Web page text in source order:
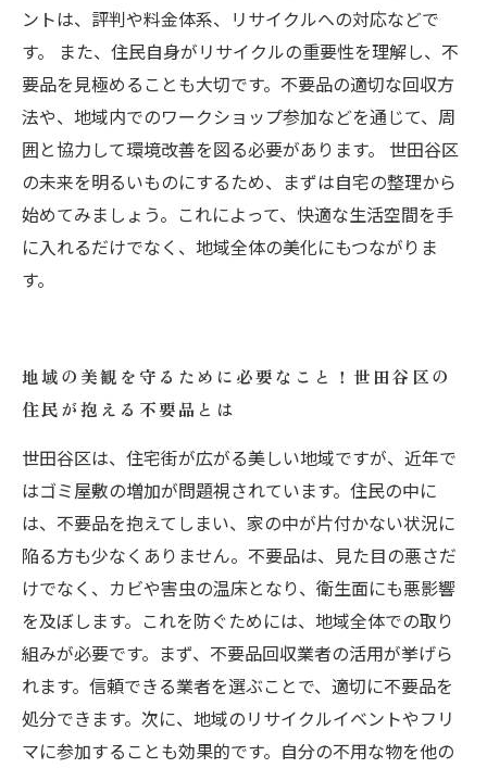
ントは、評判や料金体系、リサイクルへの対応などで
す。 また、住民自身がリサイクルの重要性を理解し、不
要品を見極めることも大切です。不要品の適切な回収方
法や、地域内でのワークショップ参加などを通じて、周
囲と協力して環境改善を図る必要があります。 世田谷区
の未来を明るいものにするため、まずは自宅の整理から
始めてみましょう。これによって、快適な生活空間を手
に入れるだけでなく、地域全体の美化にもつながりま
す。
地域の美観を守るために必要なこと！世田谷区の
住民が抱える不要品とは
世田谷区は、住宅街が広がる美しい地域ですが、近年で
はゴミ屋敷の増加が問題視されています。住民の中に
は、不要品を抱えてしまい、家の中が片付かない状況に
陥る方も少なくありません。不要品は、見た目の悪さだ
けでなく、カビや害虫の温床となり、衛生面にも悪影響
を及ぼします。これを防ぐためには、地域全体での取り
組みが必要です。まず、不要品回収業者の活用が挙げら
れます。信頼できる業者を選ぶことで、適切に不要品を
処分できます。次に、地域のリサイクルイベントやフリ
マに参加することも効果的です。自分の不用な物を他の